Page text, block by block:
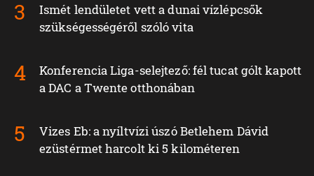
Ismét lendületet vett a dunai vízlépcsők
szükségességéről szóló vita
Konferencia Liga-selejtező: fél tucat gólt kapott
a DAC a Twente otthonában
Vizes Eb: a nyíltvízi úszó Betlehem Dávid
ezüstérmet harcolt ki 5 kilométeren